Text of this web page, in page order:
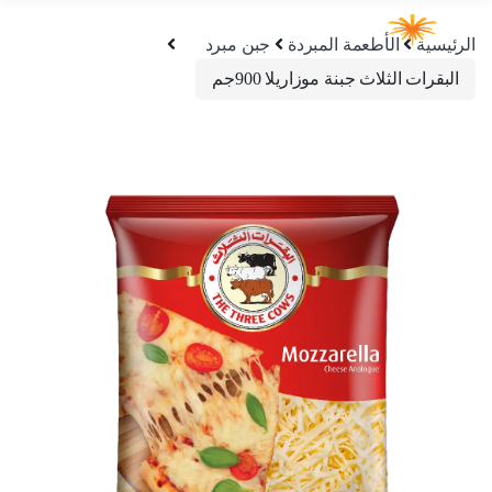
الرئيسية الأطعمة المبردة
جبن مبرد
البقرات الثلاث جبنة موزاريلا 900جم